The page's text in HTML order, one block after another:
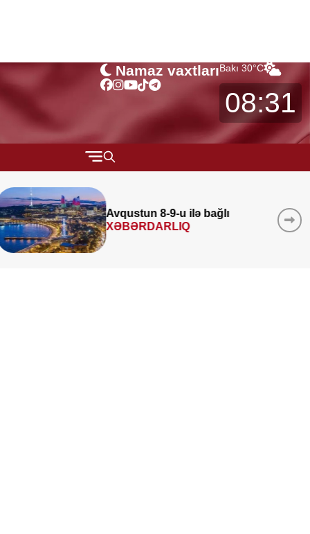
Namaz vaxtlarıBakı 30°C
08:31
MÜSAHİBƏ
MARAQLI
Azad edilmiş ərazilərində 340
layihəicra edilib